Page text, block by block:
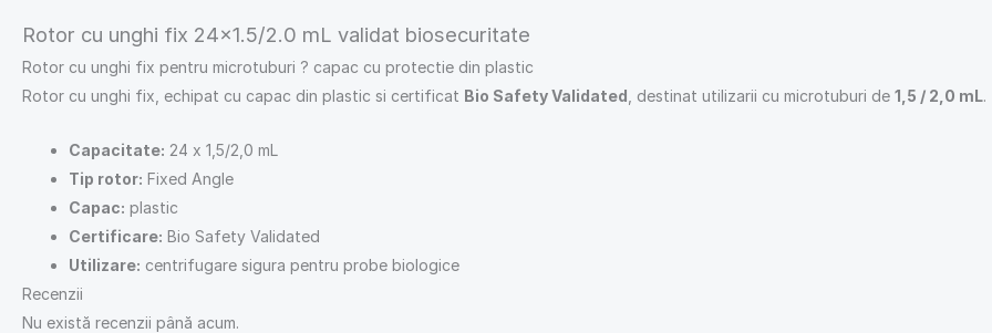
Rotor cu unghi fix 24×1.5/2.0 mL validat biosecuritate
Rotor cu unghi fix pentru microtuburi ? capac cu protectie din plastic
Rotor cu unghi fix, echipat cu capac din plastic si certificat Bio Safety Validated , destinat utilizarii cu microtuburi de 1,5 / 2,0 mL.
Capacitate: 24 x 1,5/2,0 mL
Tip rotor: Fixed Angle
Capac: plastic
Certificare: Bio Safety Validated
Utilizare: centrifugare sigura pentru probe biologice
Recenzii
Nu există recenzii până acum.